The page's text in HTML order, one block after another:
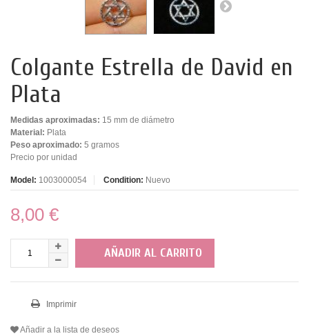
Colgante Estrella de David en
Plata
Medidas aproximadas: 15 mm de diámetro
Material: Plata
Peso aproximado: 5 gramos
Precio por unidad
Model: 1003000054 Condition: Nuevo
8,00 €
AÑADIR AL CARRITO
Imprimir
Añadir a la lista de deseos